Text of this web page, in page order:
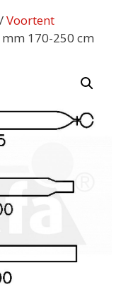
/Voortent
170-250 cm